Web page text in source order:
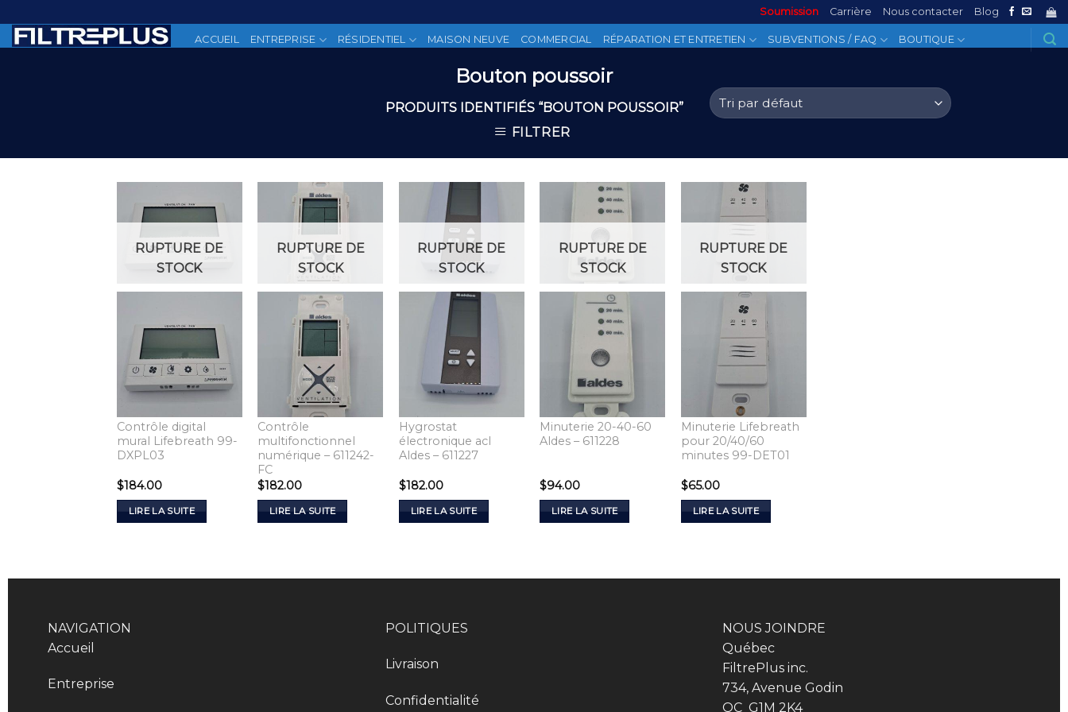
to
content
Soumission Carrière Nous contacter Blog
ACCUEIL ENTREPRISE RÉSIDENTIEL MAISON NEUVE COMMERCIAL RÉPARATION ET ENTRETIEN SUBVENTIONS / FAQ BOUTIQUE
Bouton poussoir
PRODUITS IDENTIFIÉS “BOUTON POUSSOIR”
FILTRER
Add to
Wishlist
RUPTURE DE
STOCK
Contrôle digital
mural Lifebreath 99-
DXPL03
$184.00
LIRE LA SUITE
Add to
Wishlist
RUPTURE DE
STOCK
Contrôle
multifonctionnel
numérique – 611242-
FC
$182.00
LIRE LA SUITE
Add to
RUPTURE DE
STOCK
Hygrostat
électronique acl
Aldes – 611227
$182.00
LIRE LA SUITE
Add to
RUPTURE DE
STOCK
Minuterie 20-40-60
Aldes – 611228
$94.00
LIRE LA SUITE
Add to
RUPTURE DE
STOCK
Minuterie Lifebreath
pour 20/40/60
minutes 99-DET01
$65.00
LIRE LA SUITE
NAVIGATION
Accueil
Entreprise
POLITIQUES
Livraison
Confidentialité
NOUS JOINDRE
Québec
FiltrePlus inc.
734, Avenue Godin
QC G1M 2K4